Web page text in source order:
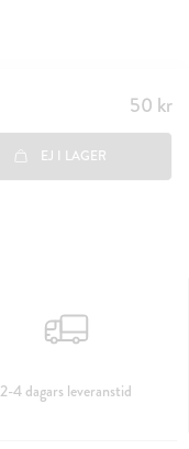
Pris:
50 kr
50 kr
EJ I LAGER
2-4 dagars leveranstid